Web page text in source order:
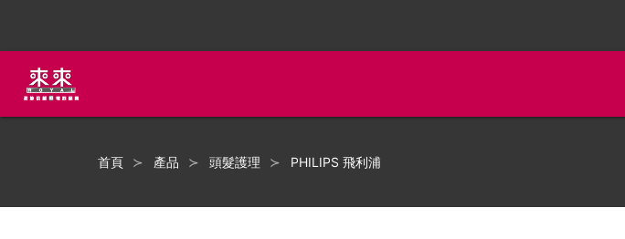
首頁 產品 頭髮護理 PHILIPS 飛利浦